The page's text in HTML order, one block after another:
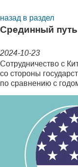
назад в раздел
Срединный
2024-10-23
Сотрудничество с
со стороны
по сравнению с